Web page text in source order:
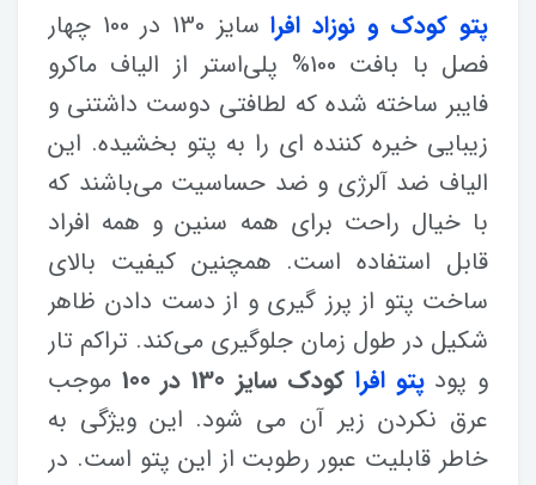
پتو کودک و نوزاد افرا
سایز 130 در 100 چهار
فصل با بافت 100% پلی‌استر از الیاف ماکرو
فایبر ساخته شده که لطافتی دوست داشتنی و
زیبایی خیره کننده ای را به پتو بخشیده. این
الیاف ضد آلرژی و ضد حساسیت می‌باشند که
با خیال راحت برای همه سنین و همه افراد
قابل استفاده است. همچنین کیفیت بالای
ساخت پتو از پرز گیری و از دست دادن ظاهر
شکیل در طول زمان جلوگیری می‌کند. تراکم تار
و پودپتو افراکودک سایز 130 در 100
موجب
عرق نکردن زیر آن می شود. این ویژگی به
خاطر قابلیت عبور رطوبت از این پتو است. در